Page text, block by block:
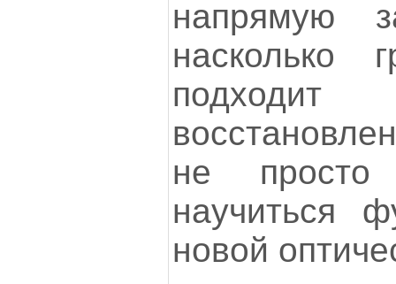
напрямую
насколько
не
научиться
новой